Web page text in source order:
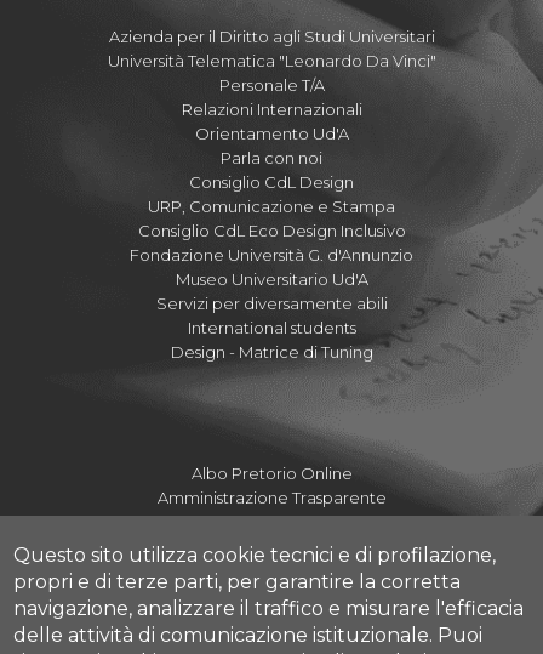
Azienda per il Diritto agli Studi Universitari
Università Telematica "Leonardo Da Vinci"
Personale T/A
Relazioni Internazionali
Orientamento Ud'A
Parla con noi
Consiglio CdL Design
URP, Comunicazione e Stampa
Consiglio CdL Eco Design Inclusivo
Fondazione Università G. d'Annunzio
Museo Universitario Ud'A
Servizi per diversamente abili
International students
Design - Matrice di Tuning
Albo Pretorio Online
Amministrazione Trasparente
Mettiamoci la Faccia
Fatturazione elettronica UdA
Fatturazione elettronica DdA
Dove siamo
Numeri utili Campus
Mappa Campus Pescara
Questo sito utilizza cookie tecnici e di profilazione,
propri e di terze parti, per garantire la corretta
navigazione, analizzare il traffico e misurare l'efficacia
delle attività di comunicazione istituzionale. Puoi